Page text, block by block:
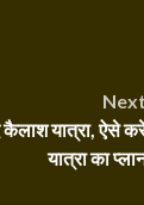
यात्रा, ऐसे
यात्रा का